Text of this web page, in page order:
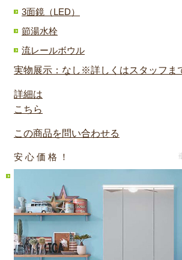
3面鏡（LED）
節湯水栓
流レールボウル
実物展示：なし※詳しくはスタッフま
詳細は
こちら
この商品を問い合わせる
安 心 価 格 ！